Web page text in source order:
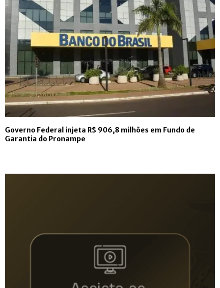
Governo Federal injeta R$ 906,8 milhões em Fundo de
Garantia do Pronampe